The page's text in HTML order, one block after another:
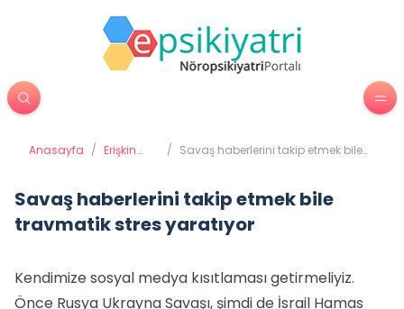
Anasayfa / Erişkin
/ Savaş haberlerini takip etmek bile
Savaş haberlerini takip etmek bile
travmatik stres yaratıyor
Kendimize sosyal medya kısıtlaması getirmeliyiz.
Önce Rusya Ukrayna Savaşı, şimdi de İsrail Hamas